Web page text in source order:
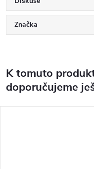
Značka
K tomuto
doporučujeme